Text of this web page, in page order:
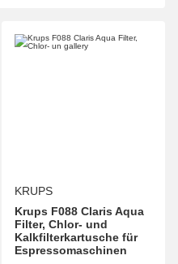
KRUPS
Krups F088 Claris Aqua
Filter, Chlor- und
Kalkfilterkartusche für
Espressomaschinen